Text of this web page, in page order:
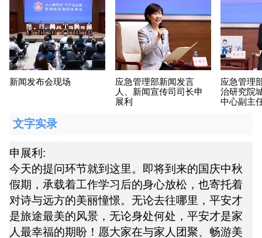
新闻发布会现场
应急管理部新闻发言
人、新闻宣传司司长申
展利
应急管理
治研究院
中心副主
文字实录
申展利:
今天的提问环节就到这里。即将到来的国庆中秋
假期，承载着工作学习后的身心放松，也寄托着
对诗与远方的美丽憧憬。无论去往哪里，平安才
是旅途最美的风景，无论身处何处，平安才是家
人最幸福的期盼！愿大家在与家人团聚、畅游美